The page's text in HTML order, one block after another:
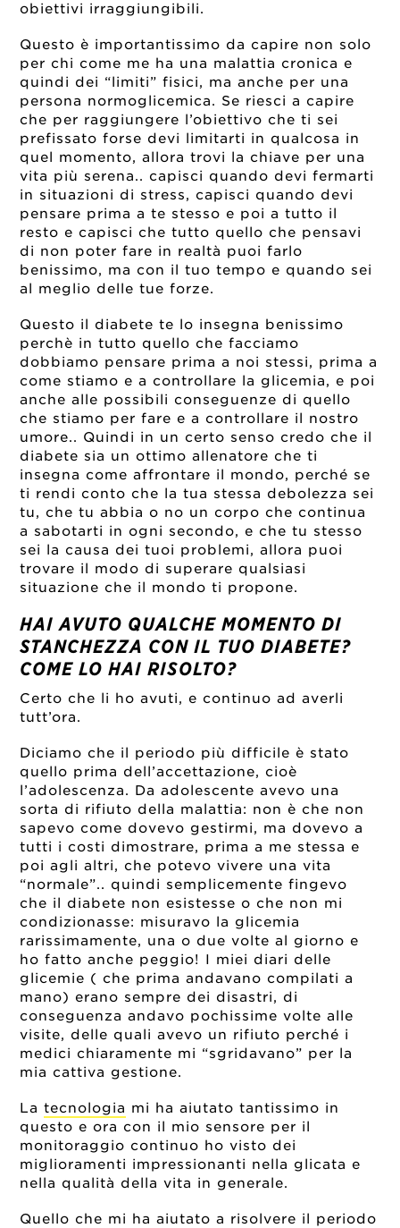
obiettivi irraggiungibili.
Questo è importantissimo da capire non solo
per chi come me ha una malattia cronica e
quindi dei “limiti” fisici, ma anche per una
persona normoglicemica. Se riesci a capire
che per raggiungere l’obiettivo che ti sei
prefissato forse devi limitarti in qualcosa in
quel momento, allora trovi la chiave per una
vita più serena.. capisci quando devi fermarti
in situazioni di stress, capisci quando devi
pensare prima a te stesso e poi a tutto il
resto e capisci che tutto quello che pensavi
di non poter fare in realtà puoi farlo
benissimo, ma con il tuo tempo e quando sei
al meglio delle tue forze.
Questo il diabete te lo insegna benissimo
perchè in tutto quello che facciamo
dobbiamo pensare prima a noi stessi, prima a
come stiamo e a controllare la glicemia, e poi
anche alle possibili conseguenze di quello
che stiamo per fare e a controllare il nostro
umore.. Quindi in un certo senso credo che il
diabete sia un ottimo allenatore che ti
insegna come affrontare il mondo, perché se
ti rendi conto che la tua stessa debolezza sei
tu, che tu abbia o no un corpo che continua
a sabotarti in ogni secondo, e che tu stesso
sei la causa dei tuoi problemi, allora puoi
trovare il modo di superare qualsiasi
situazione che il mondo ti propone.
HAI AVUTO QUALCHE MOMENTO DI
STANCHEZZA CON IL TUO DIABETE?
COME LO HAI RISOLTO?
Certo che li ho avuti, e continuo ad averli
tutt’ora.
Diciamo che il periodo più difficile è stato
quello prima dell’accettazione, cioè
l’adolescenza. Da adolescente avevo una
sorta di rifiuto della malattia: non è che non
sapevo come dovevo gestirmi, ma dovevo a
tutti i costi dimostrare, prima a me stessa e
poi agli altri, che potevo vivere una vita
“normale”.. quindi semplicemente fingevo
che il diabete non esistesse o che non mi
condizionasse: misuravo la glicemia
rarissimamente, una o due volte al giorno e
ho fatto anche peggio! I miei diari delle
glicemie ( che prima andavano compilati a
mano) erano sempre dei disastri, di
conseguenza andavo pochissime volte alle
visite, delle quali avevo un rifiuto perché i
medici chiaramente mi “sgridavano” per la
mia cattiva gestione.
Latecnologia mi ha aiutato tantissimo in
questo e ora con il mio sensore per il
monitoraggio continuo ho visto dei
miglioramenti impressionanti nella glicata e
nella qualità della vita in generale.
Quello che mi ha aiutato a risolvere il periodo